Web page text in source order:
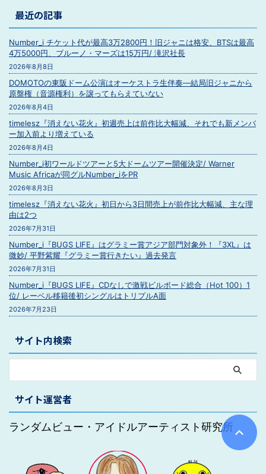
最近の記事
Number_i チケット代が最高3万2800円！旧ジャニは格安、BTSは最高
4万5000円、ブルーノ・マーズは15万円/ 滝沢社長
2026年8月8日
DOMOTOの東阪ドーム公演はオーケストラ生伴奏―結局旧ジャニから
原盤権（音源権利）を譲ってもらえていない
2026年8月4日
timelesz『消えない花火』初週売上は前作比大幅減、それでも新メンバ
ー加入前より増えている
2026年8月4日
Number_i初ワールドツアーと5大ドームツアー開催決定/ Warner
Music Africaが同グルNumber_iをPR
2026年8月3日
timelesz『消えない花火』初日から3日間売上が前作比大幅減、主な理
由は2つ
2026年7月31日
Number_i『BUGS LIFE』はグラミー賞アジア部門対象外！『3XL』は
微妙/ 平野紫耀『グラミー賞行きたい』過去発言
2026年7月31日
Number_i『BUGS LIFE』CDなしで激戦ビルボード総合（Hot 100）1
位/ レーベル移籍後初シングルはトリプルA面
2026年7月23日
サイト内検索
サイト運営者
ランダムビュー・アイドルアーティスト研究所